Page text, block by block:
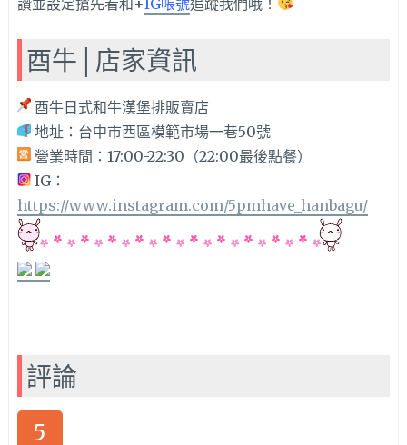
酉牛│店家資訊
酉牛日式和牛漢堡排販賣店
地址： 台中市西區模範市場一巷50號
營業時間： 17:00-22:30（22:00最後點餐）
IG：
https://www.instagram.com/5pmhave_hanbagu/
評論
5